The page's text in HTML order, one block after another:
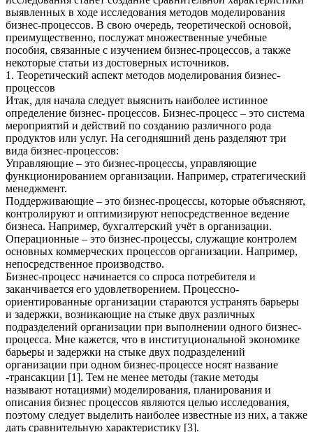
выявленных в ходе исследования методов моделирования
бизнес-процессов. В свою очередь, теоретической основой,
преимущественно, послужат множественные учебные
пособия, связанные с изучением бизнес-процессов, а также
некоторые статьи из достоверных источников.
1. Теоретический аспект методов моделирования бизнес-
процессов
Итак, для начала следует выяснить наиболее истинное
определение бизнес- процессов. Бизнес-процесс – это система
мероприятий и действий по созданию различного рода
продуктов или услуг. На сегодняшний день разделяют три
вида бизнес-процессов:
Управляющие – это бизнес-процессы, управляющие
функционированием организации. Например, стратегический
менеджмент.
Поддерживающие – это бизнес-процессы, которые объясняют,
контролируют и оптимизируют непосредственное ведение
бизнеса. Например, бухгалтерский учёт в организации.
Операционные – это бизнес-процессы, служащие контролем
основных коммерческих процессов организации. Например,
непосредственное производство.
Бизнес-процесс начинается со спроса потребителя и
заканчивается его удовлетворением. Процессно-
ориентированные организации стараются устранять барьеры
и задержки, возникающие на стыке двух различных
подразделений организации при выполнении одного бизнес-
процесса. Мне кажется, что в институциональной экономике
барьеры и задержки на стыке двух подразделений
организации при одном бизнес-процессе носят название
-трансакции [1]. Тем не менее методы (такие методы
называют нотациями) моделирования, планирования и
описания бизнес процессов являются целью исследования,
поэтому следует выделить наиболее известные из них, а также
дать сравнительную характеристику [3].